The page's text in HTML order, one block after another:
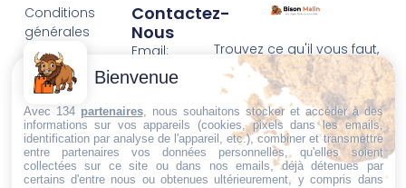
Trouvez ce qu'il vous faut,
au bon endroit
Conditions
générales
de vente
Politique de
cookies
Politique de
confidentialité
Mentions
Contactez-
Nous
Email:
dt@sasbms.fr
Bienvenue
Avec 134 partenaires, nous souhaitons stocker et accéder à des
informations sur vos appareils (cookies, pixels dans les emails,
identification par analyse de l'appareil, etc.), combiner et transmettre
entre partenaires vos données personnelles, qu'elles soient
collectées sur ce site ou dans nos emails, déjà détenues par
certains d'entre nous ou obtenues ultérieurement, y compris dans